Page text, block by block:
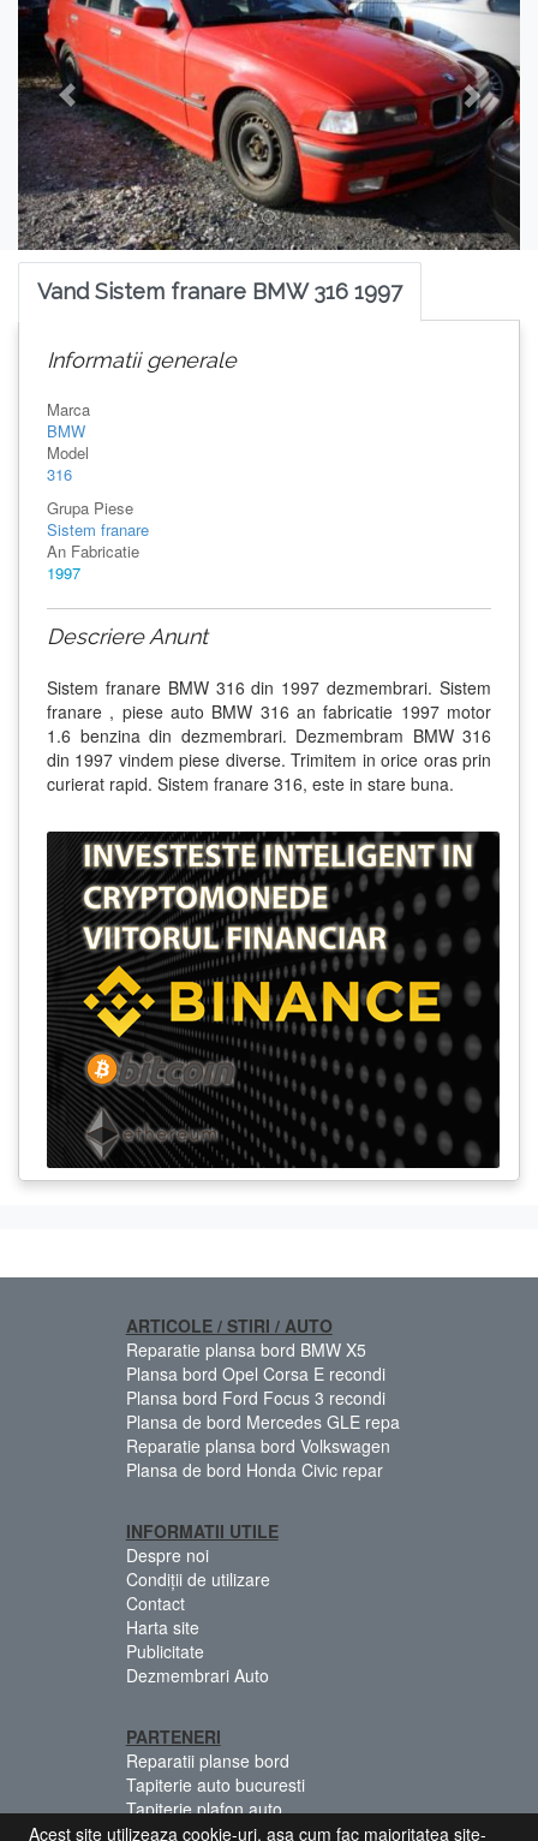
Vand Sistem franare BMW 316 1997
Informatii generale
Marca
BMW
Model
316
Grupa Piese
Sistem franare
An Fabricatie
1997
Descriere Anunt
Sistem franare BMW 316 din 1997 dezmembrari. Sistem
franare , piese auto BMW 316 an fabricatie 1997 motor
1.6 benzina din dezmembrari. Dezmembram BMW 316
din 1997 vindem piese diverse. Trimitem in orice oras prin
curierat rapid. Sistem franare 316, este in stare buna.
ARTICOLE / STIRI / AUTO
Reparatie plansa bord BMW X5
Plansa bord Opel Corsa E recondi
Plansa bord Ford Focus 3 recondi
Plansa de bord Mercedes GLE repa
Reparatie plansa bord Volkswagen
Plansa de bord Honda Civic repar
INFORMATII UTILE
Despre noi
Condiții de utilizare
Contact
Harta site
Publicitate
Dezmembrari Auto
PARTENERI
Reparatii planse bord
Tapiterie auto bucuresti
Tapiterie plafon auto
Centuri siguranta colorate
Acest site utilizeaza cookie-uri, asa cum fac majoritatea site-